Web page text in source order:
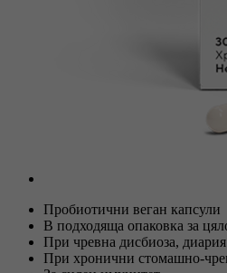
Пробиотични веган капсули
В подходяща опаковка за
При чревна дисбиоза,
При хронични стомашно-